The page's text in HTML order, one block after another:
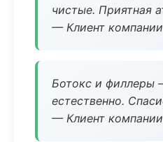
чистые. Приятная
— Клиент компании
Ботокс и филлеры
естественно.
— Клиент компании